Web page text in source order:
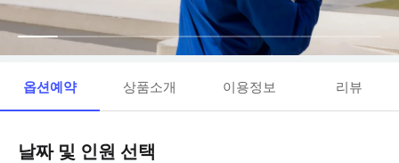
옵션예약 상품소개 이용정보 리뷰
날짜 및 인원 선택